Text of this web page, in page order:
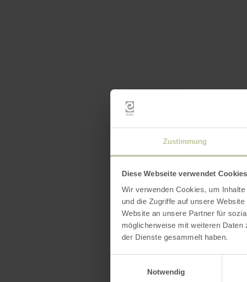
Zustimmung
Diese Webseite verwendet Cookies
Wir verwenden Cookies, um
und die Zugriffe auf unsere
Website an unsere Partner für
möglicherweise mit weiteren
der Dienste gesammelt haben.
Notwendig